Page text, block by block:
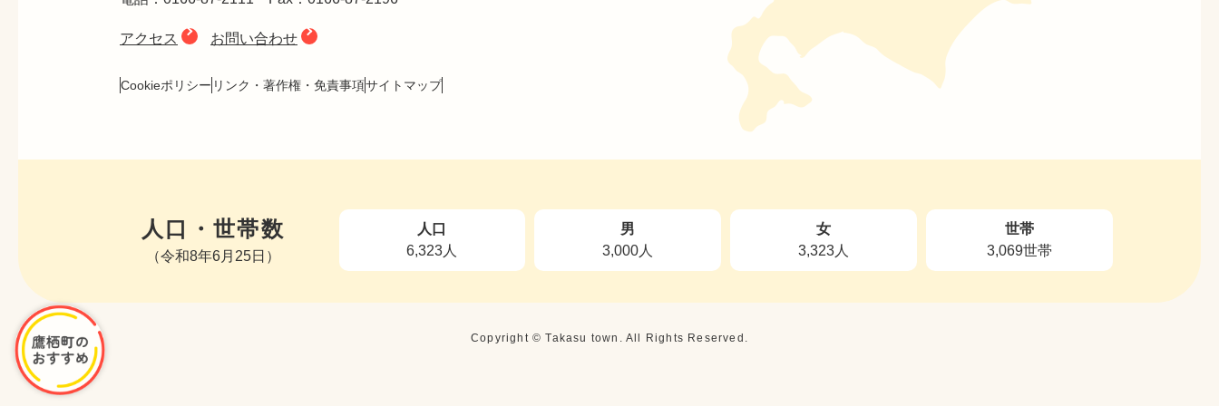
アクセス お問い合わせ
Cookieポリシー リンク・著作権・免責事項サイトマップ
人口・世帯数
（令和8年6月25日）
人口
6,323人
男
3,000人
女
3,323人
世帯
3,069世帯
Copyright © Takasu town. All Rights Reserved.